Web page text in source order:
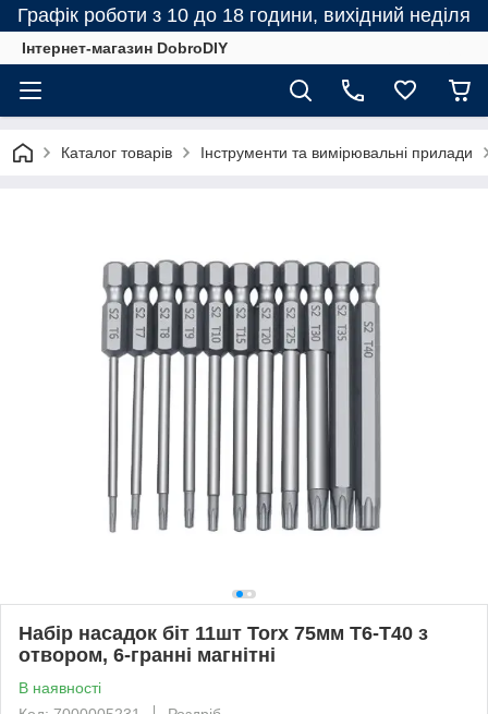
Графік роботи з 10 до 18 години, вихідний неділя
Інтернет-магазин DobroDIY
Каталог товарів Інструменти та вимірювальні прилади
Набір насадок біт 11шт Torx 75мм Т6-Т40 з
отвором, 6-гранні магнітні
В наявності